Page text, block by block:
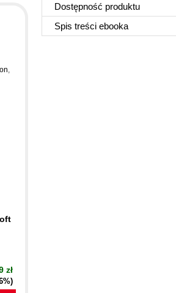
Dostępność produktu
Spis treści ebooka
,
zł